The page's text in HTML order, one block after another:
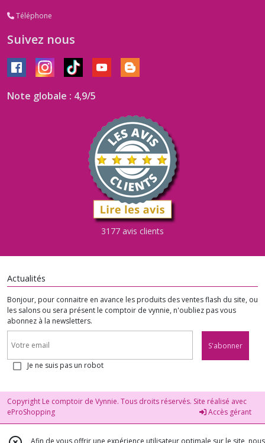
Téléphone
Suivez nous
Note globale : 4,9/5
3177 avis clients
Actualités
Bonjour, pour connaitre en avance les produits des ventes flash du site, ou
les salons ou sera présent le comptoir de vynnie, n'oubliez pas vous
abonnez à la newsletters.
S'abonner
Je ne suis pas un robot
Copyright Le comptoir de Vynnie. Tous droits réservés. Site réalisé avec
eProShopping
Accès gérant
Afin de vous offrir une expérience utilisateur optimale sur le site, nous